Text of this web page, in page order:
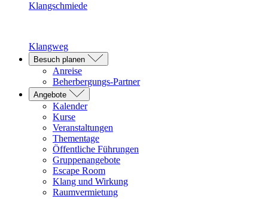
Klangschmiede
Klangweg
Besuch planen
Anreise
Beherbergungs-Partner
Angebote
Kalender
Kurse
Veranstaltungen
Thementage
Öffentliche Führungen
Gruppenangebote
Escape Room
Klang und Wirkung
Raumvermietung